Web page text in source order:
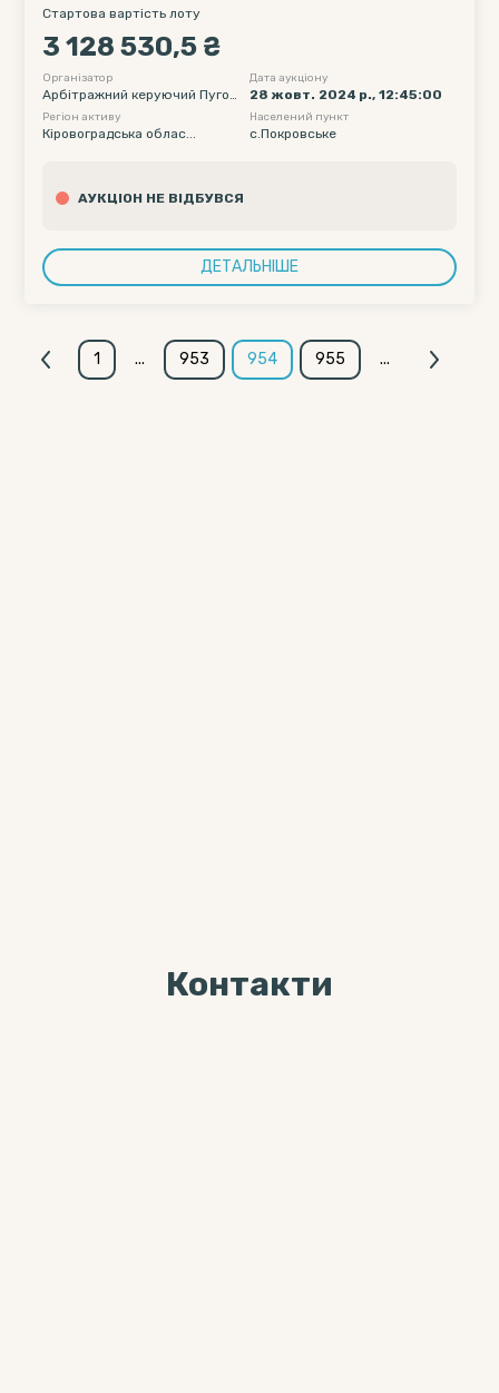
40408827) у розмірі 3035005,42грн. в процедурі
банкрутства
Стартова вартість лоту
3 128 530,5 ₴
Організатор
Арбітражний керуючий Пугов
кіна Алла Валеріївна
Дата аукціону
28 жовт. 2024 р., 12:45:00
Регіон активу
Кіровоградська облас...
Населений пункт
с.Покровське
АУКЦІОН НЕ ВІДБУВСЯ
ДЕТАЛЬНІШЕ
1 ... 953 954 955 ...
Контакти